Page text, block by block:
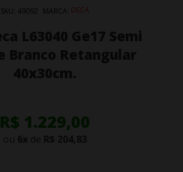
SKU: 49092 MARCA: DECA
R$ 1.229,00